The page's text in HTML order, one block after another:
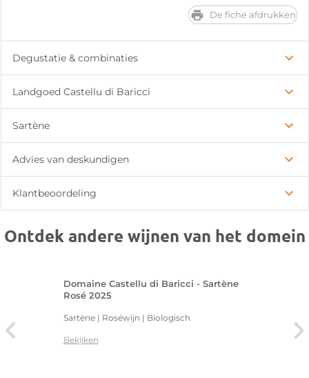
De fiche afdrukken
Degustatie & combinaties
Landgoed Castellu di Baricci
Sartène
Advies van deskundigen
Klantbeoordeling
Ontdek andere wijnen van het domein
Domaine Castellu di Baricci - Sartène
Rosé 2025
Sartène | Roséwijn | Biologisch
Bekijken